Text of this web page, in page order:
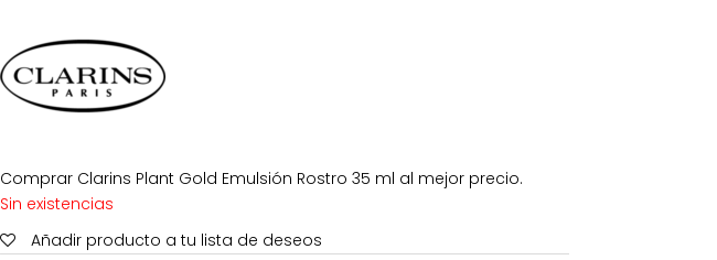
78,00€.
Comprar Clarins Plant Gold Emulsión Rostro 35 ml al mejor precio.
Sin existencias
Añadir producto a tu lista de deseos